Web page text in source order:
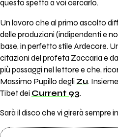
questo spetta a voi cercarlo.
Un lavoro che al primo ascolto
delle produzioni (indipendenti e
base, in perfetto stile Ardecore.
citazioni del profeta Zaccaria e
più passaggi nel lettore e che,
Massimo Pupillo degli Zu.
Tibet dei Current 93.
Sarà il disco che vi girerà sempre